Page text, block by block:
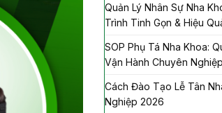
Quản Lý Nhân Sự Nha
Trình Tinh Gọn & Hiệu
SOP Phụ Tá Nha Khoa:
Vận Hành Chuyên
Cách Đào Tạo Lễ Tân
Nghiệp 2026